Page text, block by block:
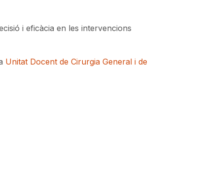
i eficàcia en les intervencions
Unitat Docent de Cirurgia General i de